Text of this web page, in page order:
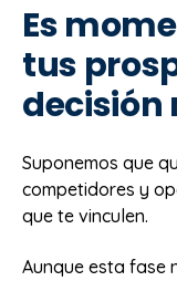
Es
tus
Suponemos que
competidores y
que te vinculen.
Aunque esta fase